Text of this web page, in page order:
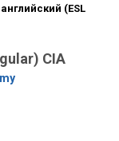
(ESL
CIA